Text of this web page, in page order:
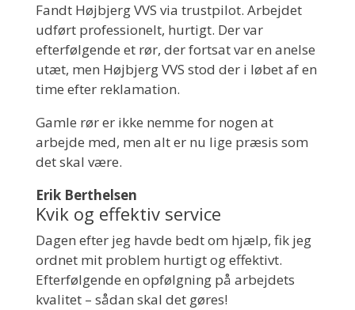
Fandt Højbjerg VVS via trustpilot. Arbejdet
udført professionelt, hurtigt. Der var
efterfølgende et rør, der fortsat var en anelse
utæt, men Højbjerg VVS stod der i løbet af en
time efter reklamation.
Gamle rør er ikke nemme for nogen at
arbejde med, men alt er nu lige præsis som
det skal være.
Erik Berthelsen
Kvik og effektiv service
Dagen efter jeg havde bedt om hjælp, fik jeg
ordnet mit problem hurtigt og effektivt.
Efterfølgende en opfølgning på arbejdets
kvalitet – sådan skal det gøres!